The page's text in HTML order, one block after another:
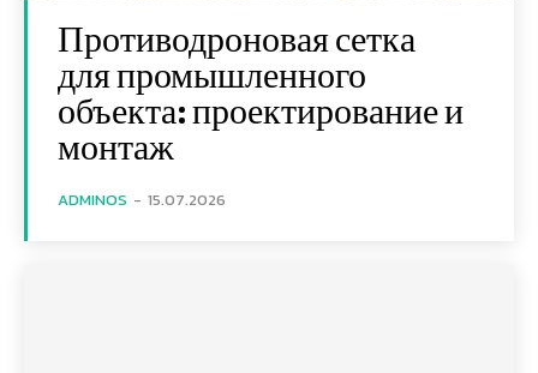
Противодроновая сетка
для промышленного
объекта: проектирование и
монтаж
ADMINOS - 15.07.2026